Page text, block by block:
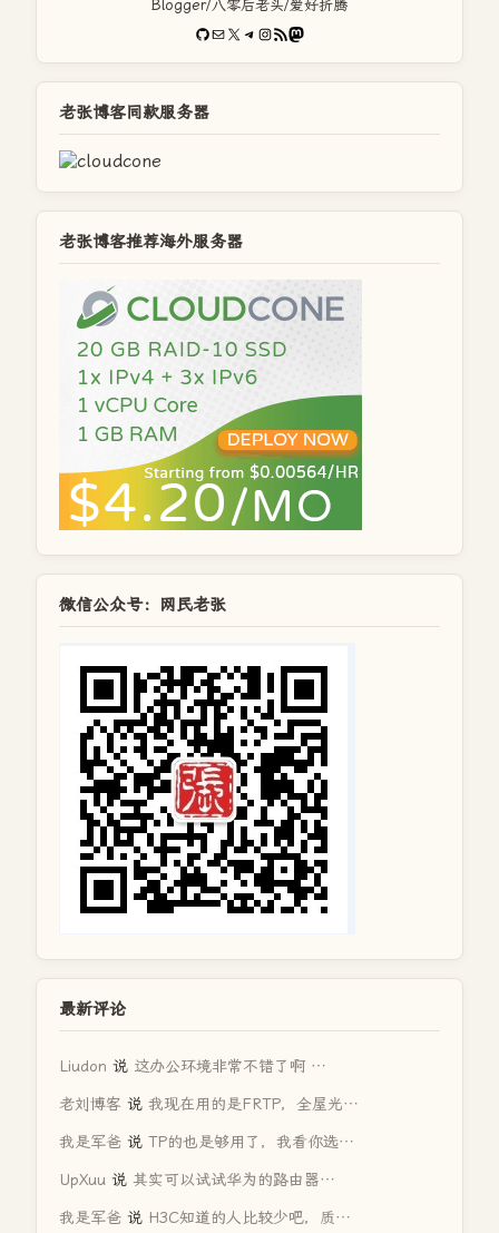
Blogger/八零后老头/爱好折腾
GitHub
电子邮件X Telegram
Instagram
RSS FeedMastodon
老张博客同款服务器
老张博客推荐海外服务器
微信公众号：网民老张
最新评论
Liudon 说 这办公环境非常不错了啊 …
老刘博客 说 我现在用的是FRTP，全屋光…
我是军爸 说 TP的也是够用了，我看你选…
UpXuu 说 其实可以试试华为的路由器…
我是军爸 说 H3C知道的人比较少吧，质…